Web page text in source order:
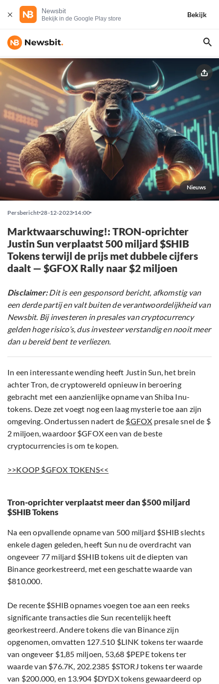
Newsbit
Bekijk in de Google Play store
Bekijk
Nieuws
Persbericht 28-12-2023 14:00
Marktwaarschuwing!: TRON-oprichter
Justin Sun verplaatst 500 miljard $SHIB
Tokens terwijl de prijs met dubbele cijfers
daalt — $GFOX Rally naar $2 miljoen
Disclaimer:Dit is een gesponsord bericht, afkomstig van
een derde partij en valt buiten de verantwoordelijkheid van
Newsbit. Bij investeren in presales van cryptocurrency
gelden hoge risico’s, dus investeer verstandig en nooit meer
dan u bereid bent te verliezen.
In een interessante wending heeft Justin Sun, het brein
achter Tron, de cryptowereld opnieuw in beroering
gebracht met een aanzienlijke opname van Shiba Inu-
tokens. Deze zet voegt nog een laag mysterie toe aan zijn
omgeving. Ondertussen nadert de $GFOX presale snel de $
2 miljoen, waardoor $GFOX een van de beste
cryptocurrencies is om te kopen.
>>KOOP $GFOX TOKENS<<
Tron-oprichter verplaatst meer dan $500 miljard
$SHIB Tokens
Na een opvallende opname van 500 miljard $SHIB slechts
enkele dagen geleden, heeft Sun nu de overdracht van
ongeveer 77 miljard $SHIB tokens uit de diepten van
Binance georkestreerd, met een geschatte waarde van
$810.000.
De recente $SHIB opnames voegen toe aan een reeks
significante transacties die Sun recentelijk heeft
georkestreerd. Andere tokens die van Binance zijn
opgenomen, omvatten 127.510 $LINK tokens ter waarde
van ongeveer $1,85 miljoen, 53,68 $PEPE tokens ter
waarde van $76.7K, 202.2385 $STORJ tokens ter waarde
van $200.000, en 13.904 $DYDX tokens gewaardeerd op